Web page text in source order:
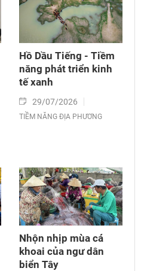
Hồ Dầu Tiếng - Tiềm
năng phát triển kinh
tế xanh
29/07/2026
TIỀM NĂNG ĐỊA PHƯƠNG
Nhộn nhịp mùa cá
khoai của ngư dân
biển Tây